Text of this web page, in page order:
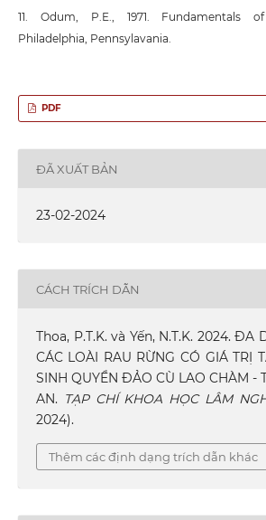
11. Odum, P.E., 1971. Fundamentals
Philadelphia, Pennsylavania.
PDF
ĐÃ XUẤT BẢN
23-02-2024
CÁCH TRÍCH DẪN
Thoa, P.T.K. và Yến, N.T.K. 2024. ĐA
CÁC LOÀI RAU RỪNG CÓ GIÁ TRỊ
SINH QUYỂN ĐẢO CÙ LAO CHÀM -
AN. TẠP CHÍ KHOA HỌC LÂM
2024).
Thêm các định dạng trích dẫn khác